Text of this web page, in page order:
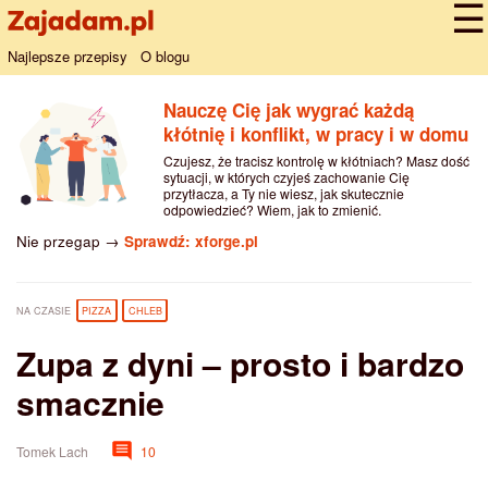
Najlepsze przepisy O blogu
Nauczę Cię jak wygrać każdą
kłótnię i konflikt, w pracy i w domu
Czujesz, że tracisz kontrolę w kłótniach? Masz dość
sytuacji, w których czyjeś zachowanie Cię
przytłacza, a Ty nie wiesz, jak skutecznie
odpowiedzieć? Wiem, jak to zmienić.
Nie przegap → Sprawdź: xforge.pl
NA CZASIE PIZZA CHLEB
Zupa z dyni – prosto i bardzo
smacznie
Tomek Lach 10